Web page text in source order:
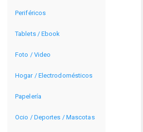
Periféricos
Tablets / Ebook
Foto / Video
Hogar / Electrodomésticos
Papelería
Ocio / Deportes / Mascotas